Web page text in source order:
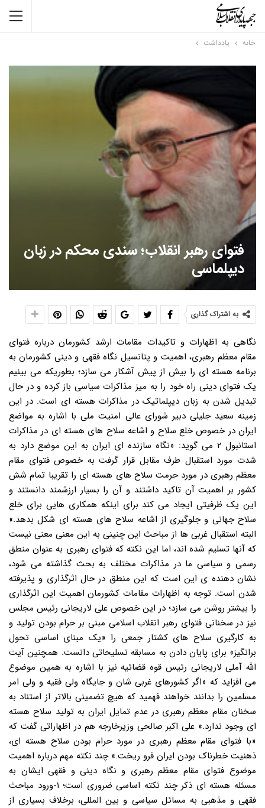
خانه یادداشت
فتوای رهبر انقلاب؛ سندی محکم در زبان
دیپلماسی
به اشتراک گذاری
نگاهی به اظهارات و تاکیدات مقامات ارشد کشورمان درباره فتوای
مقام معظم رهبری، اهمیت و پتانسیل نگاه فقهی و دینی کشورمان به
برنامه هسته ای را بیش از پیش آشکار می سازد؛ بطوریکه می بینیم
یک فتوای دینی راه خود را به میز مذاکرات سیاسی باز کرده و در حال
تبدیل شدن به زبان دیپلماتیک در مذاکرات هسته ای است. در این
زمینه سعید جلیلی دبیر شورای عالی امنیت ملی با اشاره به مواضع
ایران در خصوص خلع سلاح و اشاعه سلاح های هسته ای در مذاکرات
استانبول ۲ می گوید: «نگاه سازنده ای ایران به این موضع دارد به
شدت مورد استقبال طرف مقابل قرار گرفت به خصوص فتوای مقام
معظم رهبری در مورد حرمت سلاح های هسته ای را تقریبا تمام شش
کشور بر اهمیت آن تاکید داشتند و آن را بسیار ارزشمند دانستند و
این یک ظرفیتی ایجاد می کند برای اینکه همکاری هایی برای خلع
سلاح جهانی و جلوگیری از اشاعه سلاح های هسته ای شکل بدهد.»
البته استقبال غربی ها از مباحث این چنینی به این معنی معنی نیست
که آنها تسلیم شده اند، اما این نکته که فتوای رهبری به عنوان منطق
رسمی و سیاسی ما در مذاکرات مختلف به بحث گذاشته می شود،
نشان دهنده ی این است که این منطق در حال اثرگذاری و پذیرفته
شدن است. توجه به اظهارات مقامات کشورمان اهمیت این اثرگذاری
را بیشتر روشن می سازد؛ در این خصوص علی لاریجانی رئیس مجلس
نیز در سخنانی فتوای رهبر انقلاب اسلامی مبنی بر حرام بودن تولید و
به کارگیری سلاح های کشتار جمعی را «یک مبنای اساسی تحول
برانگیز» برای پایان دادن به مسابقه تسلیحاتی دانست. همچنین آیت
الله آملی لاریجانی رئیس قوه قضائیه نیز با اشاره به همین موضوع
می افزاید که «اگر کشورهای غربی شان و جایگاه ولی فقیه و ولی امر
مسلمین را بدانند خواهند فهمید که هیچ تضمینی بالاتر از استناد به
سخنان مقام معظم رهبری در عدم تمایل ایران به تولید سلاح هسته
ای وجود ندارد.» علی اکبر صالحی وزیرخارجه هم در اظهاراتی گفت که
«با فتوای مقام معظم رهبری در مورد حرام بودن سلاح هسته ای،
ذهنیت خطرناک بودن ایران فرو ریخت.» چند نکته مهم درباره اهمیت
موضوع فتوای مقام معظم رهبری و نگاه دینی و فقهی ایشان به
مسئله هسته ای ذکر چند نکته اساسی ضروری است؛ ۱-ورود مباحث
فقهی و مذهبی به مسائل سیاسی و بین المللی، برخلاف بسیاری از